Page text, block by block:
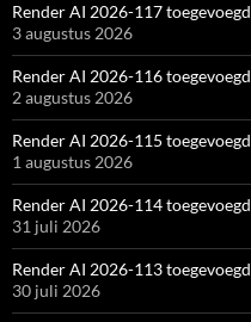
Render AI 2026-117 toegevoegd
3 augustus 2026
Render AI 2026-116 toegevoegd
2 augustus 2026
Render AI 2026-115 toegevoegd
1 augustus 2026
Render AI 2026-114 toegevoegd
31 juli 2026
Render AI 2026-113 toegevoegd
30 juli 2026